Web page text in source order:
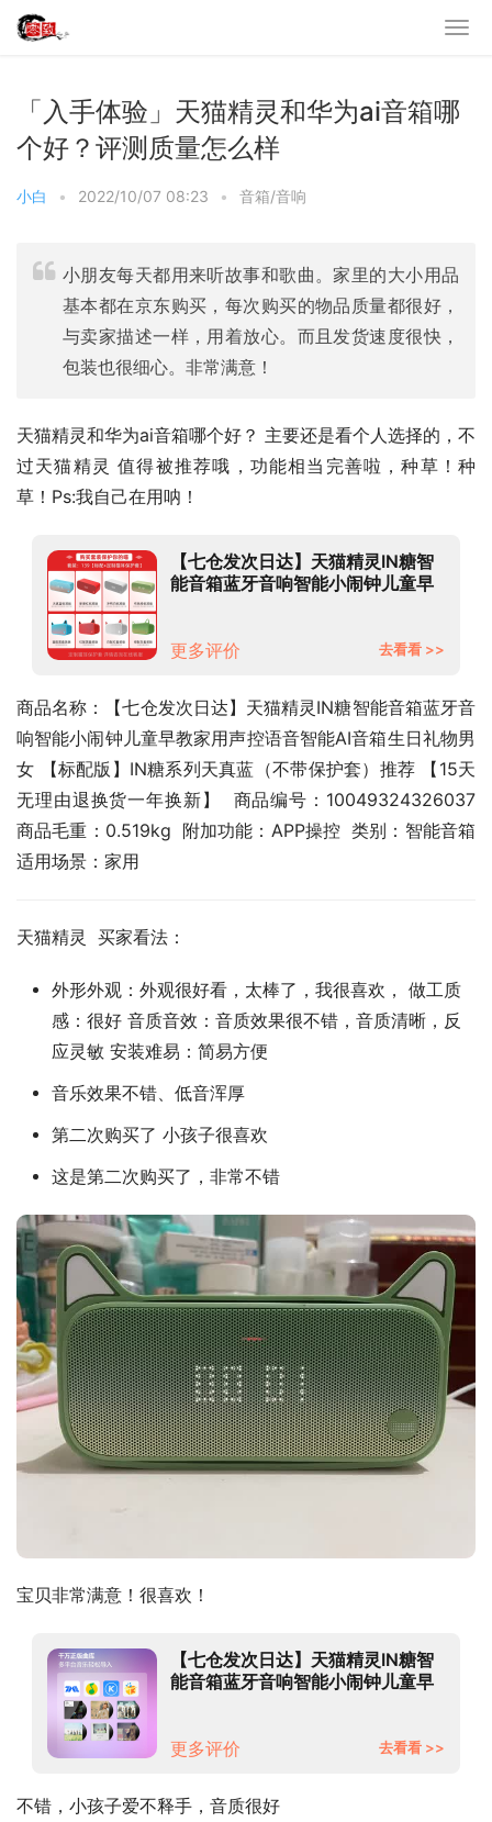
「入手体验」天猫精灵和华为ai音箱哪
个好？评测质量怎么样
小白 • 2022/10/07 08:23 • 音箱/音响
小朋友每天都用来听故事和歌曲。家里的大小用品
基本都在京东购买，每次购买的物品质量都很好，
与卖家描述一样，用着放心。而且发货速度很快，
包装也很细心。非常满意！
天猫精灵和华为ai音箱哪个好？ 主要还是看个人选择的，不
过天猫精灵 值得被推荐哦，功能相当完善啦，种草！种
草！Ps:我自己在用呐！
【七仓发次日达】天猫精灵IN糖智
能音箱蓝牙音响智能小闹钟儿童早
（不带保护套）推荐 【15天无理由
更多评价 去看看 >>
商品名称：【七仓发次日达】天猫精灵IN糖智能音箱蓝牙音
响智能小闹钟儿童早教家用声控语音智能AI音箱生日礼物男
女 【标配版】IN糖系列天真蓝（不带保护套）推荐 【15天
无理由退换货一年换新】  商品编号：10049324326037
商品毛重：0.519kg  附加功能：APP操控  类别：智能音箱
适用场景：家用
天猫精灵  买家看法：
外形外观：外观很好看，太棒了，我很喜欢， 做工质
感：很好 音质音效：音质效果很不错，音质清晰，反
应灵敏 安装难易：简易方便
音乐效果不错、低音浑厚
第二次购买了 小孩子很喜欢
这是第二次购买了，非常不错
宝贝非常满意！很喜欢！
【七仓发次日达】天猫精灵IN糖智
能音箱蓝牙音响智能小闹钟儿童早
（不带保护套）推荐 【15天无理由
更多评价 去看看 >>
不错，小孩子爱不释手，音质很好